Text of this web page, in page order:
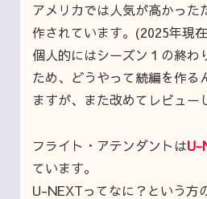
アメリカでは人気が高かった
作されています。(2025年現
個人的にはシーズン１の終わ
ため、どうやって続編を作る
ますが、また改めてレビュー
フライト・アテンダントはU-
ています。
U-NEXTってなに？という方